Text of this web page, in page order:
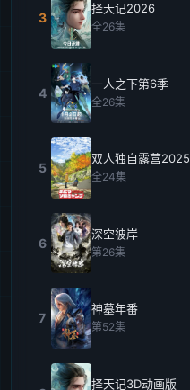
3
择天记2026
全26集
4
一人之下第6季
全26集
5
双人独自露营2025
全24集
6
深空彼岸
第26集
7
神墓年番
第52集
择天记3D动画版